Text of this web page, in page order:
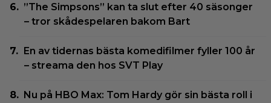
”The Simpsons” kan ta slut efter 40 säsonger
– tror skådespelaren bakom Bart
En av tidernas bästa komedifilmer fyller 100 år
– streama den hos SVT Play
Nu på HBO Max: Tom Hardy gör sin bästa roll i